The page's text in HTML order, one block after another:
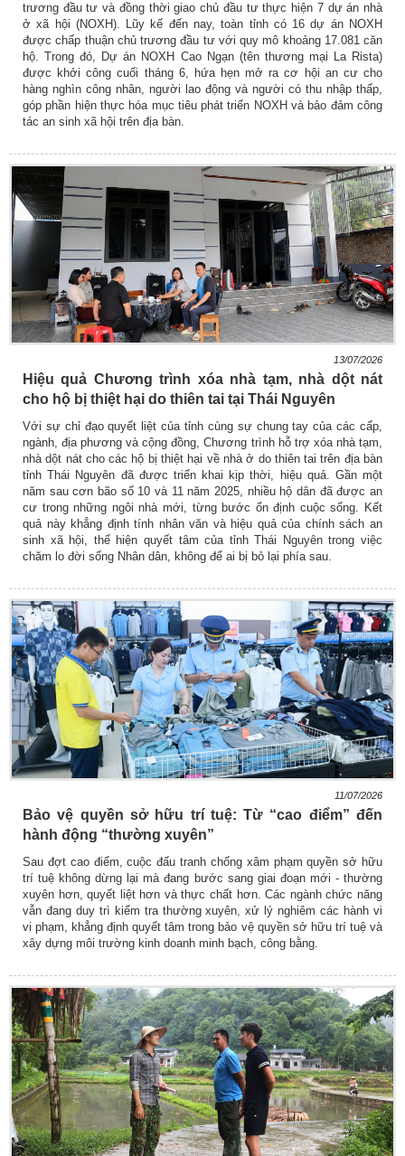
trương đầu tư và đồng thời giao chủ đầu tư thực hiện 7 dự án nhà
ở xã hội (NOXH). Lũy kế đến nay, toàn tỉnh có 16 dự án NOXH
được chấp thuận chủ trương đầu tư với quy mô khoảng 17.081 căn
hộ. Trong đó, Dự án NOXH Cao Ngạn (tên thương mại La Rista)
được khởi công cuối tháng 6, hứa hẹn mở ra cơ hội an cư cho
hàng nghìn công nhân, người lao động và người có thu nhập thấp,
góp phần hiện thực hóa mục tiêu phát triển NOXH và bảo đảm công
tác an sinh xã hội trên địa bàn.
13/07/2026
Hiệu quả Chương trình xóa nhà tạm, nhà dột nát
cho hộ bị thiệt hại do thiên tai tại Thái Nguyên
Với sự chỉ đạo quyết liệt của tỉnh cùng sự chung tay của các cấp,
ngành, địa phương và cộng đồng, Chương trình hỗ trợ xóa nhà tạm,
nhà dột nát cho các hộ bị thiệt hại về nhà ở do thiên tai trên địa bàn
tỉnh Thái Nguyên đã được triển khai kịp thời, hiệu quả. Gần một
năm sau cơn bão số 10 và 11 năm 2025, nhiều hộ dân đã được an
cư trong những ngôi nhà mới, từng bước ổn định cuộc sống. Kết
quả này khẳng định tính nhân văn và hiệu quả của chính sách an
sinh xã hội, thể hiện quyết tâm của tỉnh Thái Nguyên trong việc
chăm lo đời sống Nhân dân, không để ai bị bỏ lại phía sau.
11/07/2026
Bảo vệ quyền sở hữu trí tuệ: Từ “cao điểm” đến
hành động “thường xuyên”
Sau đợt cao điểm, cuộc đấu tranh chống xâm phạm quyền sở hữu
trí tuệ không dừng lại mà đang bước sang giai đoạn mới - thường
xuyên hơn, quyết liệt hơn và thực chất hơn. Các ngành chức năng
vẫn đang duy trì kiểm tra thường xuyên, xử lý nghiêm các hành vi
vi phạm, khẳng định quyết tâm trong bảo vệ quyền sở hữu trí tuệ và
xây dựng môi trường kinh doanh minh bạch, công bằng.